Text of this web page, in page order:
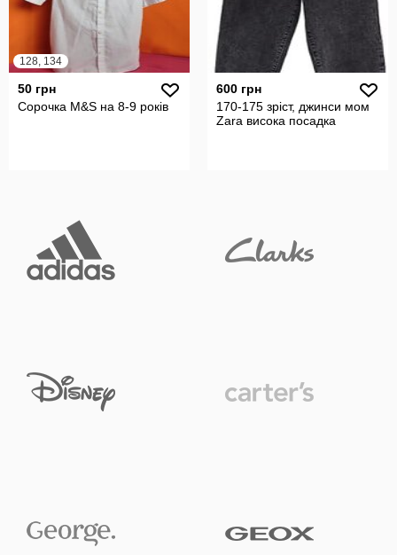
128, 134
50 грн
Сорочка M&S на 8-9 років
600 грн
170-175 зріст, джинси мом
Zara висока посадка